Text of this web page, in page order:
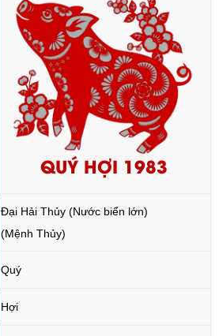
QUÝ HỢI 1983
Đại Hải Thủy (Nước biển lớn)
(Mệnh Thủy)
Quý
Hợi